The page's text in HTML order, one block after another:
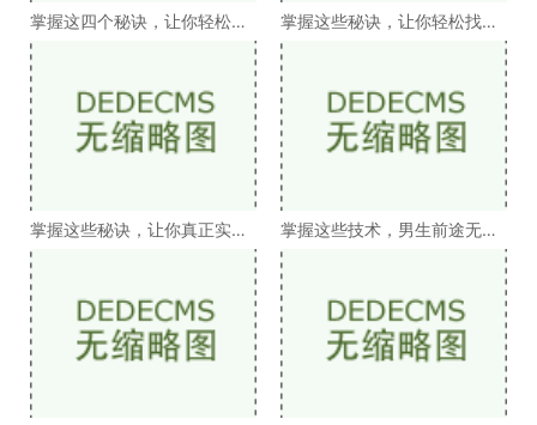
掌握这四个秘诀，让你轻松实
现一年赚20万的目标
掌握这些秘诀，让你轻松找到
发财的方法
掌握这些秘诀，让你真正实现
赚钱的梦想
掌握这些技术，男生前途无
量，挣钱不愁！